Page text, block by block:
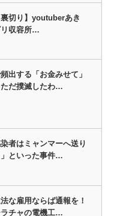
裏切り】youtuberあき
リ収容所…
出する「お金みせて」
だ撲滅したわ…
染者はミャンマーへ送り
といった事件…
な雇用ならば通報を！
チャの電機工…